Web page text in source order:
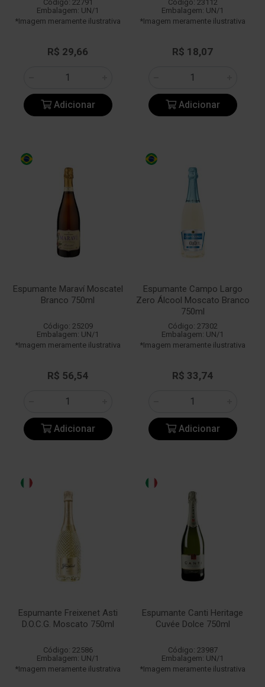
Código: 22791
Embalagem: UN/1
*Imagem meramente ilustrativa
R$ 29,66
Adicionar
Código: 23112
Embalagem: UN/1
*Imagem meramente ilustrativa
R$ 18,07
Adicionar
Espumante Maraví Moscatel
Branco 750ml
Código: 25209
Embalagem: UN/1
*Imagem meramente ilustrativa
R$ 56,54
Adicionar
Espumante Campo Largo
Zero Álcool Moscato Branco
750ml
Código: 27302
Embalagem: UN/1
*Imagem meramente ilustrativa
R$ 33,74
Adicionar
Espumante Freixenet Asti
D.O.C.G. Moscato 750ml
Código: 22586
Embalagem: UN/1
*Imagem meramente ilustrativa
Espumante Canti Heritage
Cuvée Dolce 750ml
Código: 23987
Embalagem: UN/1
*Imagem meramente ilustrativa